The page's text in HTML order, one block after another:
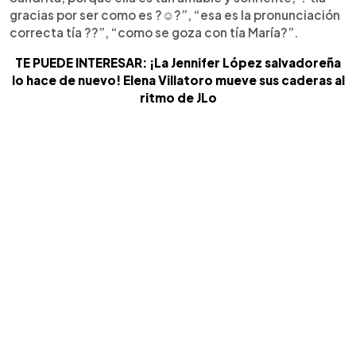
gracias por ser como es ?☺️?”, “esa es la pronunciación
correcta tía ??”, “como se goza con tía María?”.
TE PUEDE INTERESAR: ¡La Jennifer López salvadoreña
lo hace de nuevo! Elena Villatoro mueve sus caderas al
ritmo de JLo